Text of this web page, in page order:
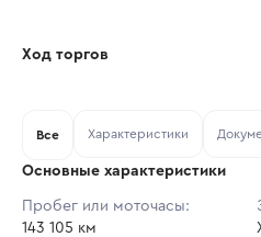
Тип аукциона:
Шаг торгов:
Ход торгов
Ставок не
Все Характеристики
Основные характеристики
Пробег или моточасы:
143 105 км